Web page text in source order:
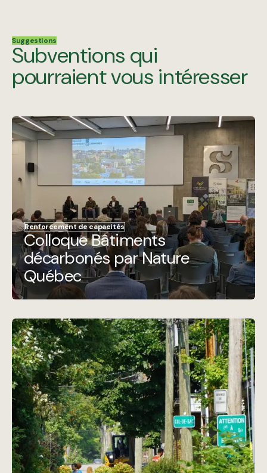
Suggestions
Subventions qui
pourraient vous intéresser
Renforcement de capacités
Colloque Bâtiments
décarbonés par Nature
Québec